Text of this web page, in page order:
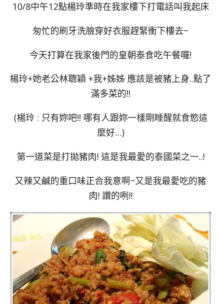
10/8中午12點楊玲準時在我家樓下打電話叫我起床
匆忙的刷牙洗臉穿好衣服趕緊衝下樓去~
今天打算在我家後門的皇朝泰食吃午餐囉!
楊玲+她老公林聰穎 +我+姊姊 應該是被豬上身..點了
滿多菜的!!
(楊玲 : 只有妳吧!! 哪有人跟妳一樣剛睡醒就食慾這
麼好…)
第一道菜是打拋豬肉! 這是我最愛的泰國菜之一..!
又辣又鹹的重口味正合我意啊~又是我最愛吃的豬
肉! 讚的咧!!